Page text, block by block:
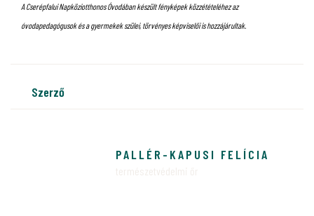
A Cserépfalui Napköziotthonos Óvodában készült fényképek közzétételéhez az
óvodapedagógusok és a gyermekek szülei, törvényes képviselői is hozzájárultak.
szerző
PALLÉR-KAPUSI FELÍCIA